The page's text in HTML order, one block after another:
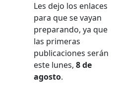
Les dejo los enlaces
para que se vayan
preparando, ya que
las primeras
publicaciones serán
este lunes, 8 de
agosto.